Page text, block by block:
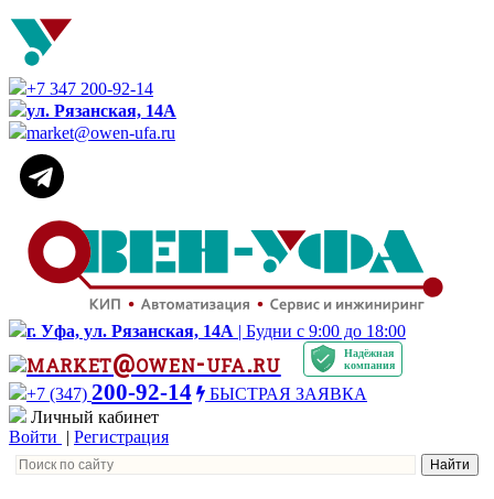
+7 347 200-92-14
ул. Рязанская, 14А
market@owen-ufa.ru
г. Уфа, ул. Рязанская, 14А | Будни с 9:00 до 18:00
market@owen-ufa.ru
Надёжная
компания
+7 (347) 200-92-14
БЫСТРАЯ ЗАЯВКА
Личный кабинет
Войти | Регистрация